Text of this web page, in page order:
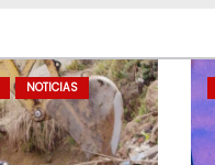
NOTICIAS